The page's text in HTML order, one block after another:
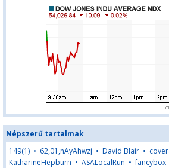
Népszerű tartalmak
149(1) • 62,01,nAyAhwzj • David Blair •
KatharineHepburn • ASALocalRun •fancybox